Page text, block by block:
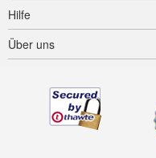
Hilfe
Über uns